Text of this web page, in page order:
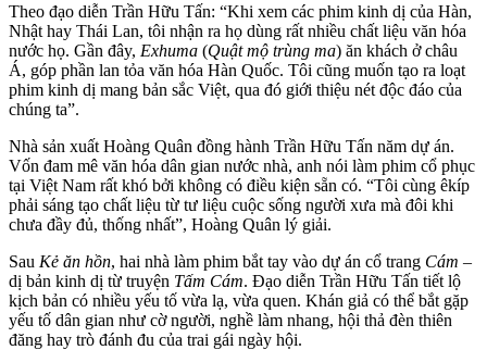
Theo đạo diễn Trần Hữu Tấn: “Khi xem các phim kinh dị của Hàn,
Nhật hay Thái Lan, tôi nhận ra họ dùng rất nhiều chất liệu văn hóa
nước họ. Gần đây, Exhuma (Quật mộ trùng ma) ăn khách ở châu
Á, góp phần lan tỏa văn hóa Hàn Quốc. Tôi cũng muốn tạo ra loạt
phim kinh dị mang bản sắc Việt, qua đó giới thiệu nét độc đáo của
chúng ta”.
Nhà sản xuất Hoàng Quân đồng hành Trần Hữu Tấn năm dự án.
Vốn đam mê văn hóa dân gian nước nhà, anh nói làm phim cổ phục
tại Việt Nam rất khó bởi không có điều kiện sẵn có. “Tôi cùng êkíp
phải sáng tạo chất liệu từ tư liệu cuộc sống người xưa mà đôi khi
chưa đầy đủ, thống nhất”, Hoàng Quân lý giải.
Sau Kẻ ăn hồn, hai nhà làm phim bắt tay vào dự án cổ trang Cám –
dị bản kinh dị từ truyện Tấm Cám. Đạo diễn Trần Hữu Tấn tiết lộ
kịch bản có nhiều yếu tố vừa lạ, vừa quen. Khán giả có thể bắt gặp
yếu tố dân gian như cờ người, nghề làm nhang, hội thả đèn thiên
đăng hay trò đánh đu của trai gái ngày hội.